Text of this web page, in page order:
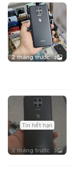
2 tháng trước 3
Tin hết hạn
2 tháng trước 3